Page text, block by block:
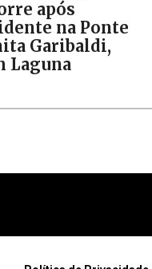
após
na Ponte
Garibaldi,
Laguna